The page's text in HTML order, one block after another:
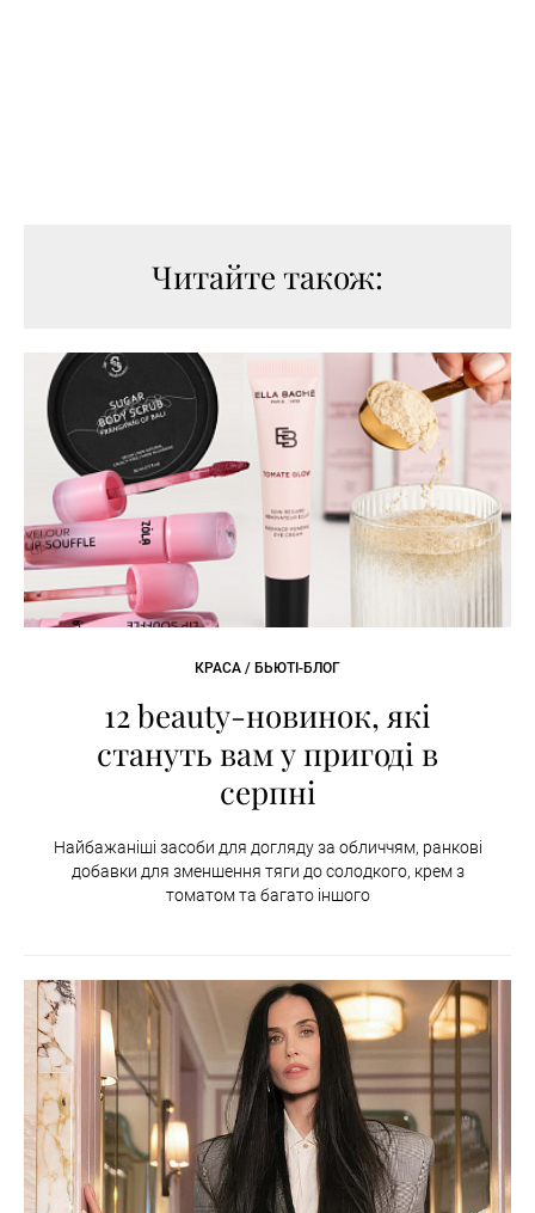
Читайте також:
КРАСА / БЬЮТІ-БЛОГ
12 beauty-новинок, які
стануть вам у пригоді в
серпні
Найбажаніші засоби для догляду за обличчям, ранкові
добавки для зменшення тяги до солодкого, крем з
томатом та багато іншого